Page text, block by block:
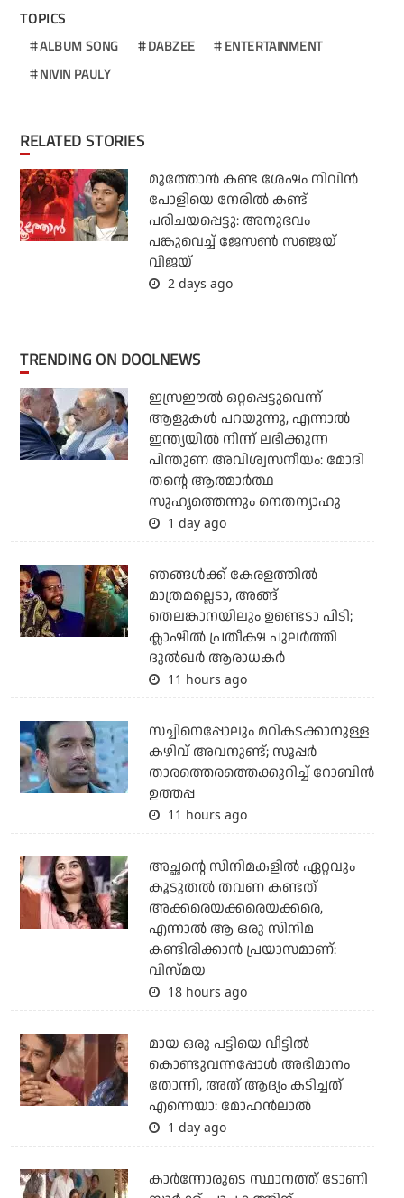
TOPICS
ALBUM SONG DABZEE
ENTERTAINMENT
NIVIN PAULY
RELATED STORIES
മൂത്തോൻ കണ്ട ശേഷം നിവിൻ
പോളിയെ നേരിൽ കണ്ട്
പരിചയപ്പെട്ടു: അനുഭവം
പങ്കുവെച്ച് ജേസൺ സഞ്ജയ്
വിജയ്
2 days ago
TRENDING ON DOOLNEWS
ഇസ്രഈല്‍ ഒറ്റപ്പെട്ടുവെന്ന്
ആളുകള്‍ പറയുന്നു, എന്നാല്‍
ഇന്ത്യയില്‍ നിന്ന് ലഭിക്കുന്ന
പിന്തുണ അവിശ്വസനീയം: മോദി
തന്റെ ആത്മാര്‍ത്ഥ
സുഹൃത്തെന്നും നെതന്യാഹു
1 day ago
ഞങ്ങള്‍ക്ക് കേരളത്തില്‍
മാത്രമല്ലെടാ, അങ്ങ്
തെലങ്കാനയിലും ഉണ്ടെടാ പിടി;
ക്ലാഷില്‍ പ്രതീക്ഷ പുലര്‍ത്തി
ദുല്‍ഖര്‍ ആരാധകര്‍
11 hours ago
സച്ചിനെപ്പോലും മറികടക്കാനുള്ള
കഴിവ് അവനുണ്ട്; സൂപ്പര്‍
താരത്തെരത്തെക്കുറിച്ച് റോബിന്‍
ഉത്തപ്പ
11 hours ago
അച്ഛന്റെ സിനിമകളില്‍ ഏറ്റവും
കൂടുതല്‍ തവണ കണ്ടത്
അക്കരെയക്കരെയക്കരെ,
എന്നാല്‍ ആ ഒരു സിനിമ
കണ്ടിരിക്കാന്‍ പ്രയാസമാണ്:
വിസ്മയ
18 hours ago
മായ ഒരു പട്ടിയെ വീട്ടില്‍
കൊണ്ടുവന്നപ്പോള്‍ അഭിമാനം
തോന്നി, അത് ആദ്യം കടിച്ചത്
എന്നെയാ: മോഹന്‍ലാല്‍
1 day ago
കാര്‍ന്നോരുടെ സ്ഥാനത്ത് ടോണി